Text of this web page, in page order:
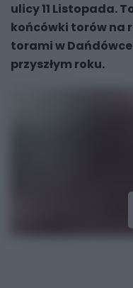
ulicy 11 Listopada.
końcówki torów na
torami w
przyszłym roku.